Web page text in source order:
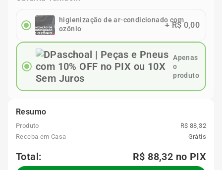
higienização de ar-condicionado com
ozônio
+R$ 0,00
Apenas
o
produto
Resumo
Produto
R$ 88,32
Receba em Casa
Grátis
Total: R$ 88,32 no PIX